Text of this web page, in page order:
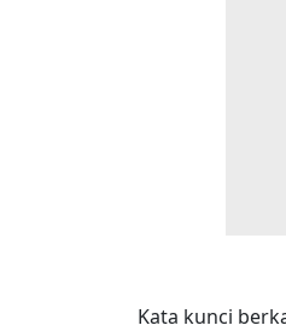
Kata kunci